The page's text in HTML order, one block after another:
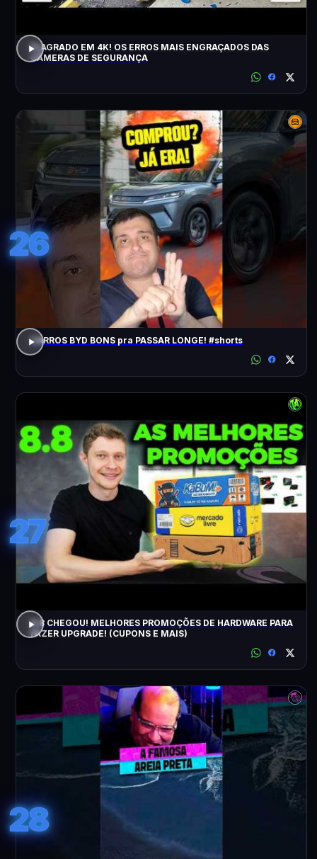
FLAGRADO EM 4K! OS ERROS MAIS ENGRAÇADOS DAS
CÂMERAS DE SEGURANÇA
26
CARROS BYD BONS pra PASSAR LONGE! #shorts
27
8.8 CHEGOU! MELHORES PROMOÇÕES DE HARDWARE PARA
FAZER UPGRADE! (CUPONS E MAIS)
28